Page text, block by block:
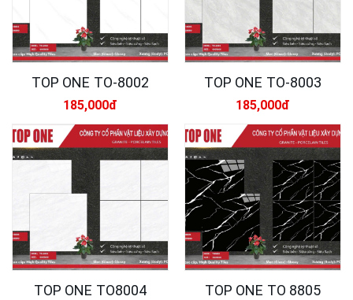
TOP ONE TO-8002
185,000đ
TOP ONE TO-8003
185,000đ
TOP ONE TO8004 TOP ONE TO 8805